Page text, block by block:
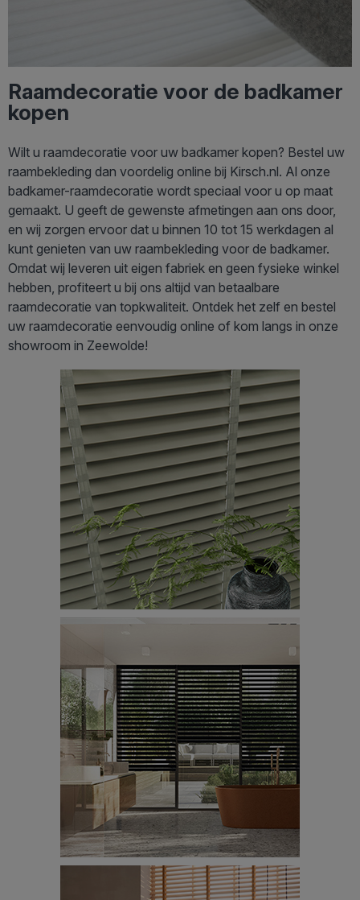
Raamdecoratie voor de badkamer
kopen
Wilt u raamdecoratie voor uw badkamer kopen? Bestel uw
raambekleding dan voordelig online bij Kirsch.nl. Al onze
badkamer-raamdecoratie wordt speciaal voor u op maat
gemaakt. U geeft de gewenste afmetingen aan ons door,
en wij zorgen ervoor dat u binnen 10 tot 15 werkdagen al
kunt genieten van uw raambekleding voor de badkamer.
Omdat wij leveren uit eigen fabriek en geen fysieke winkel
hebben, profiteert u bij ons altijd van betaalbare
raamdecoratie van topkwaliteit. Ontdek het zelf en bestel
uw raamdecoratie eenvoudig online of kom langs in onze
showroom in Zeewolde!